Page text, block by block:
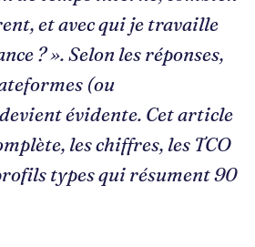
et avec qui je travaille
? ». Selon les réponses,
(ou
évidente. Cet article
les chiffres, les TCO
types qui résument 90